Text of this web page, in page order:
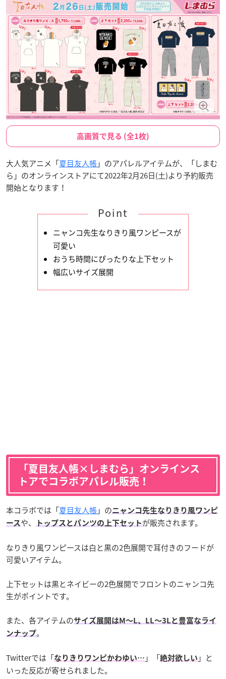
高画質で見る (全1枚)
大人気アニメ「夏目友人帳」のアパレルアイテムが、「しまむ
ら」のオンラインストアにて2022年2月26日(土)より予約販売
開始となります！
Point
ニャンコ先生なりきり風ワンピースが
可愛い
おうち時間にぴったりな上下セット
幅広いサイズ展開
「夏目友人帳×しまむら」オンラインス
トアでコラボアパレル販売！
本コラボでは「夏目友人帳」のニャンコ先生なりきり風ワンピ
ース や、 トップスとパンツの上下セット が販売されます。
なりきり風ワンピースは白と黒の2色展開で耳付きのフードが
可愛いアイテム。
上下セットは黒とネイビーの2色展開でフロントのニャンコ先
生がポイントです。
また、各アイテムのサイズ展開はM〜L、LL〜3Lと豊富なライ
ンナップ。
Twitterでは「なりきりワンピかわゆい… 」「絶対欲しい 」と
いった反応が寄せられました。